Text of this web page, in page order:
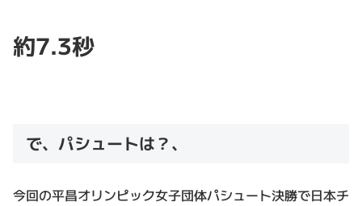
約7.3秒
で、パシュートは？、
今回の平昌オリンピック女子団体パシュート決勝で日本チ